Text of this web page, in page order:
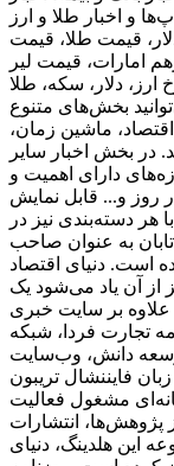
و اخبار طلا و ارز
قیمت طلا، قیمت
امارات، قیمت لیر
ارز، دلار، سکه، طلا
بخش‌های متنوع
ماشین زمان،
در بخش اخبار سایر
دارای اهمیت و
روز و... قابل نمایش
هر دسته‌بندی نیز در
تابان به عنوان صاحب
است. دنیای اقتصاد
از آن یاد می‌شود یک
بر سایت خبری
تجارت فردا، شبکه
دانش، وب‌سایت
فایننشال تریبون
مشغول فعالیت
پژوهش‌ها، انتشارات
این هلدینگ، دنیای